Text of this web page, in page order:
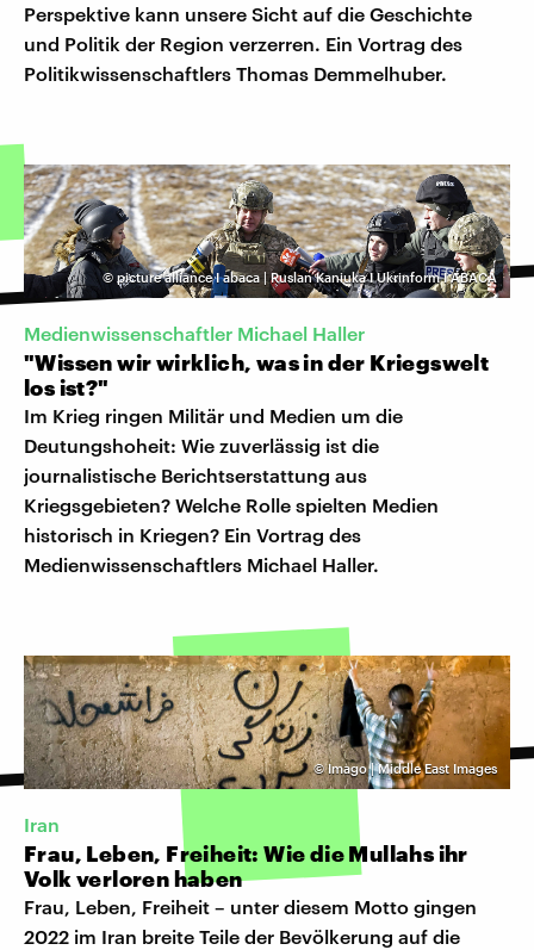
Perspektive kann unsere Sicht auf die Geschichte
und Politik der Region verzerren. Ein Vortrag des
Politikwissenschaftlers Thomas Demmelhuber.
©picture alliance I abaca | Ruslan Kaniuka I Ukrinform I ABACA
Medienwissenschaftler Michael Haller
"Wissen wir wirklich, was in der Kriegswelt
los ist?"
Im Krieg ringen Militär und Medien um die
Deutungshoheit: Wie zuverlässig ist die
journalistische Berichtserstattung aus
Kriegsgebieten? Welche Rolle spielten Medien
historisch in Kriegen? Ein Vortrag des
Medienwissenschaftlers Michael Haller.
©Imago | Middle East Images
Iran
Frau, Leben, Freiheit: Wie die Mullahs ihr
Volk verloren haben
Frau, Leben, Freiheit – unter diesem Motto gingen
2022 im Iran breite Teile der Bevölkerung auf die